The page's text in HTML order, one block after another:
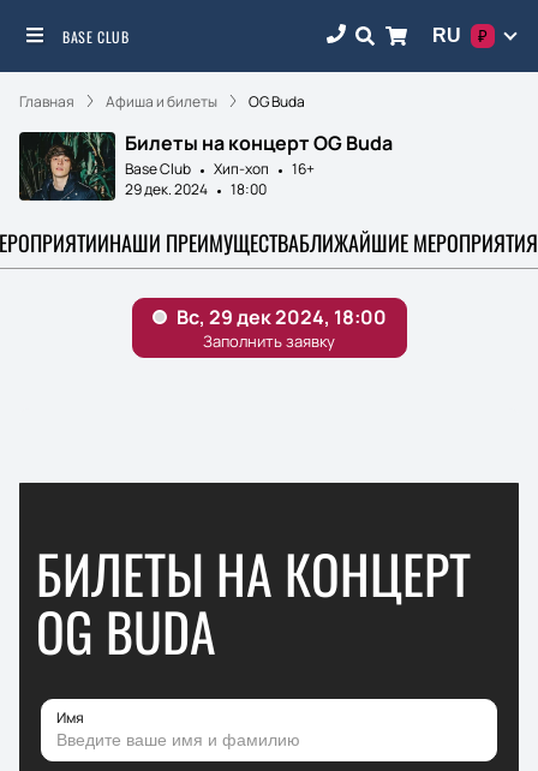
BASE CLUB RU ₽
Главная Афиша и билеты OG Buda
Билеты на концерт OG Buda
Base Club Хип-хоп
16+
29 дек. 2024
18:00
НАШИ ПРЕИМУЩЕСТВАБЛИЖАЙШИЕ МЕРОПРИЯТИЯ
БИЛЕТЫ НА КОНЦЕРТ
OG BUDA
Имя